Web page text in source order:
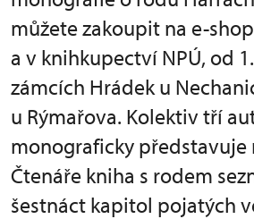
můžete zakoupit na e-
a v knihkupectví NPÚ, od
zámcích Hrádek u
u Rýmařova. Kolektiv tří
monograficky představuje
Čtenáře kniha s rodem
šestnáct kapitol pojatých